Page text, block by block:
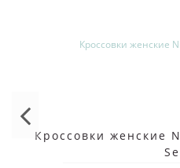
Кроссовки женские